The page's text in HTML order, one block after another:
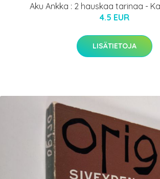
Aku Ankka : 2 hauskaa tarinaa -
4.5 EUR
LISÄTIETOJA